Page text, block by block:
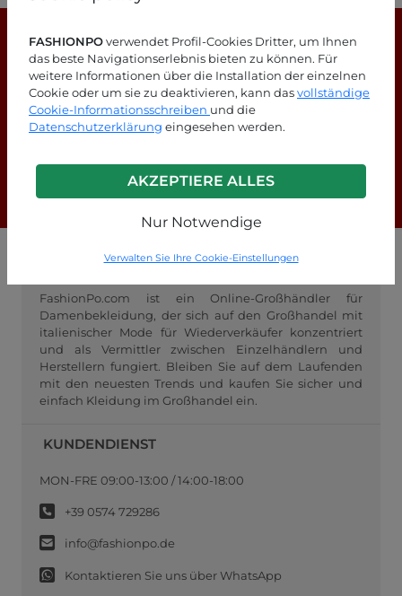
FASHIONPOverwendet Profil-Cookies Dritter, um Ihnen
das beste Navigationserlebnis bieten zu können. Für
weitere Informationen über die Installation der einzelnen
Cookie oder um sie zu deaktivieren, kann dasvollständige
Cookie-Informationsschreiben und die
Datenschutzerklärung eingesehen werden.
AKZEPTIERE ALLES
Nur Notwendige
Verwalten Sie Ihre Cookie-Einstellungen
Suchen Sie nach Antworten?
FashionPo.com ist ein Online-Großhändler für
Damenbekleidung, der sich auf den Großhandel mit
italienischer Mode für Wiederverkäufer konzentriert
und als Vermittler zwischen Einzelhändlern und
Herstellern fungiert. Bleiben Sie auf dem Laufenden
mit den neuesten Trends und kaufen Sie sicher und
einfach Kleidung im Großhandel ein.
KUNDENDIENST
MON-FRE 09:00-13:00 / 14:00-18:00
+39 0574 729286
info@fashionpo.de
Kontaktieren Sie uns über WhatsApp